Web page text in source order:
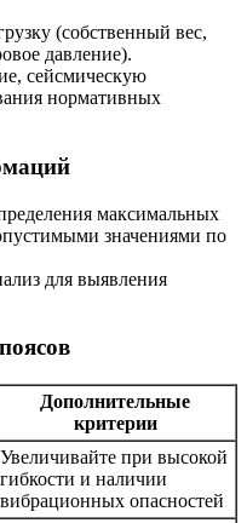
(собственный вес,
давление).
сейсмическую
нормативных
максимальных
значениями по
для выявления
Дополнительные
критерии
Увеличивайте при высокой
гибкости и наличии
вибрационных опасностей